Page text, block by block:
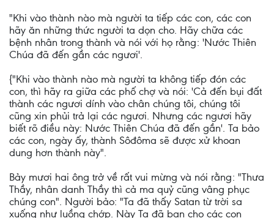
"Khi vào thành nào mà người ta tiếp các con, các con
hãy ăn những thức người ta dọn cho. Hãy chữa các
bệnh nhân trong thành và nói với họ rằng: 'Nước Thiên
Chúa đã đến gần các ngươi'.
{"Khi vào thành nào mà người ta không tiếp đón các
con, thì hãy ra giữa các phố chợ và nói: 'Cả đến bụi đất
thành các ngươi dính vào chân chúng tôi, chúng tôi
cũng xin phủi trả lại các ngươi. Nhưng các ngươi hãy
biết rõ điều này: Nước Thiên Chúa đã đến gần'. Ta bảo
các con, ngày ấy, thành Sôđôma sẽ được xử khoan
dung hơn thành này".
Bảy mươi hai ông trở về rất vui mừng và nói rằng: "Thưa
Thầy, nhân danh Thầy thì cả ma quỷ cũng vâng phục
chúng con". Người bảo: "Ta đã thấy Satan từ trời sa
xuống như luồng chớp. Này Ta đã ban cho các con